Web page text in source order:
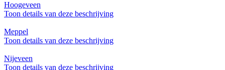
Hoogeveen
Toon details van deze beschrijving
Meppel
Toon details van deze beschrijving
Nijeveen
Toon details van deze beschrijving